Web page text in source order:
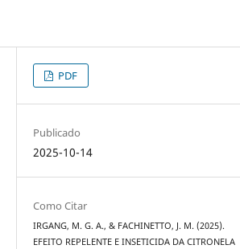
PDF
Publicado
2025-10-14
Como Citar
IRGANG, M. G. A., & FACHINETTO, J. M. (2025).
EFEITO REPELENTE E INSETICIDA DA CITRONELA